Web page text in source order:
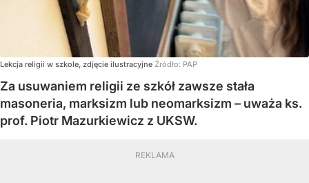
Lekcja religii w szkole, zdjęcie ilustracyjne Źródło: PAP
Za usuwaniem religii ze szkół zawsze stała
masoneria, marksizm lub neomarksizm – uważa ks.
prof. Piotr Mazurkiewicz z UKSW.